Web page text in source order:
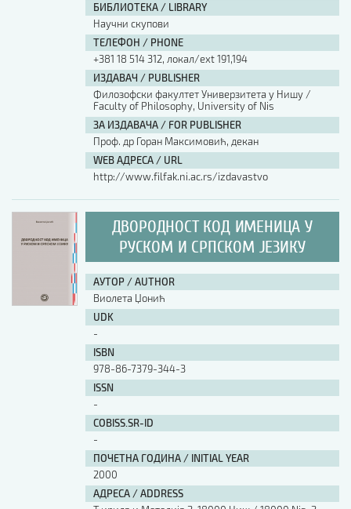
БИБЛИОТЕКА / LIBRARY
Научни скупови
ТЕЛЕФОН / PHONE
+381 18 514 312, локал/ext 191,194
ИЗДАВАЧ / PUBLISHER
Филозофски факултет Универзитета у Нишу /
Faculty of Philosophy, University of Nis
ЗА ИЗДАВАЧА / FOR PUBLISHER
Проф. др Горан Максимовић, декан
WEB АДРЕСА / URL
http://www.filfak.ni.ac.rs/izdavastvo
ДВОРОДНОСТ КОД ИМЕНИЦА У
РУСКОМ И СРПСКОМ ЈЕЗИКУ
АУТОР / AUTHOR
Виолета Џонић
UDK
-
ISBN
978-86-7379-344-3
ISSN
-
COBISS.SR-ID
-
ПОЧЕТНА ГОДИНА / INITIAL YEAR
2000
АДРЕСА / ADDRESS